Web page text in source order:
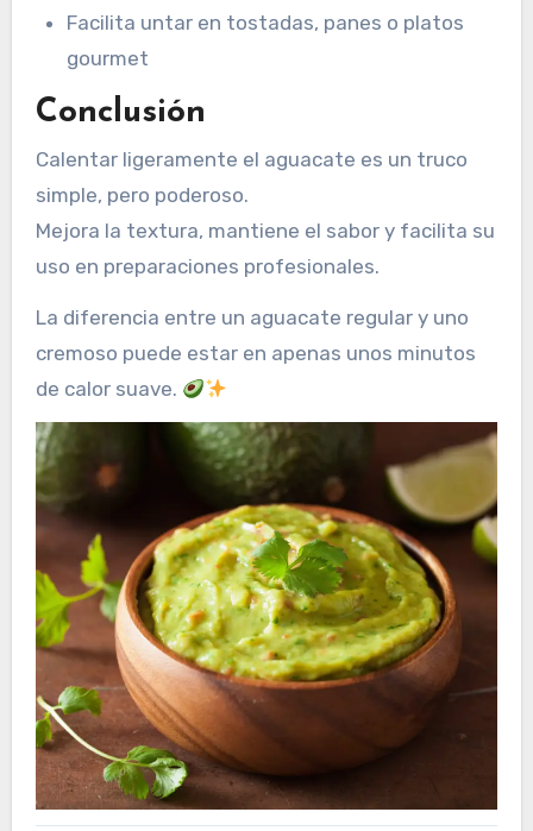
Facilita untar en tostadas, panes o platos
gourmet
Conclusión
Calentar ligeramente el aguacate es un truco
simple, pero poderoso.
Mejora la textura, mantiene el sabor y facilita su
uso en preparaciones profesionales.
La diferencia entre un aguacate regular y uno
cremoso puede estar en apenas unos minutos
de calor suave.